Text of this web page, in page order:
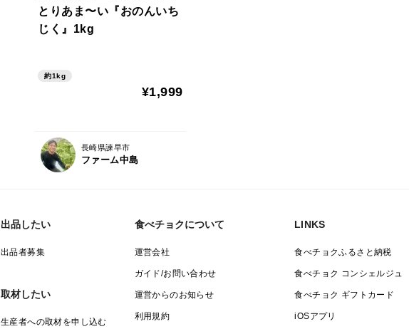
とりあま〜い『おのんいち
じく』1kg
約1kg
¥1,999
長崎県諫早市
ファーム中島
出品したい
出品者募集
取材したい
生産者への取材を申し込む
食べチョクについて
運営会社
ガイド/お問い合わせ
運営からのお知らせ
利用規約
LINKS
食べチョクふるさと納税
食べチョク コンシェルジュ
食べチョク ギフトカード
iOSアプリ